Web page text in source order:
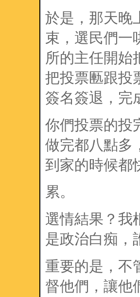
於是，那天晚
束，選民們一
所的主任開始
把投票匭跟投
簽名簽退，完
你們投票的投
做完都八點多
到家的時候都
累。
選情結果？我
是政治白痴，
重要的是，不
督他們，讓他